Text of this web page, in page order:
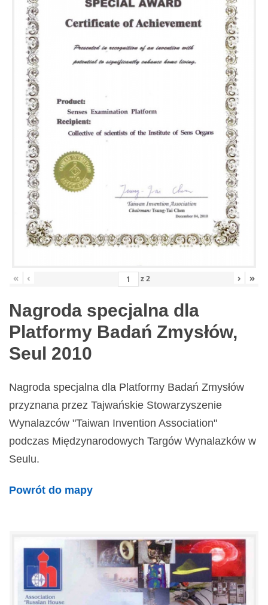
« ‹ z2 › »
Nagroda specjalna dla
Platformy Badań Zmysłów,
Seul 2010
Nagroda specjalna dla Platformy Badań Zmysłów
przyznana przez Tajwańskie Stowarzyszenie
Wynalazców "Taiwan Invention Association"
podczas Międzynarodowych Targów Wynalazków w
Seulu.
Powrót do mapy